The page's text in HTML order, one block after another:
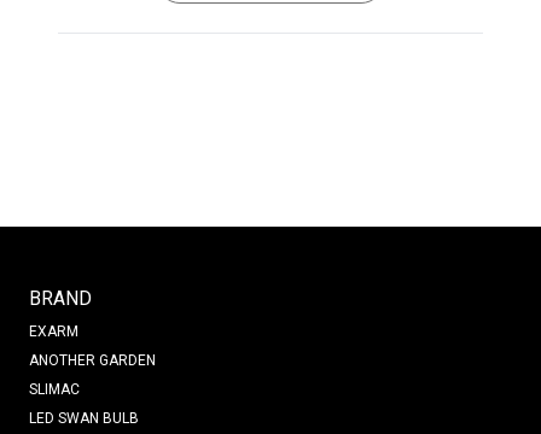
BRAND
EXARM
ANOTHER GARDEN
SLIMAC
LED SWAN BULB